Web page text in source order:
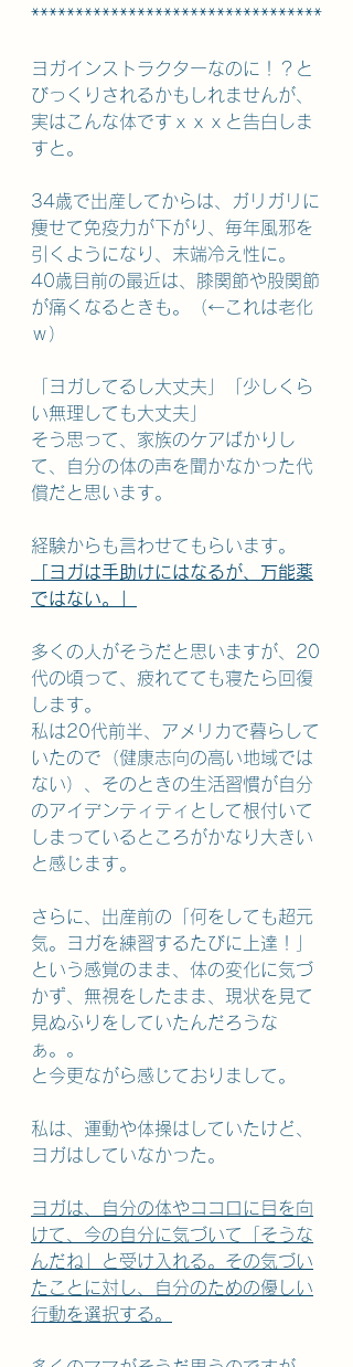
*********************************
ヨガインストラクターなのに！？と
びっくりされるかもしれませんが、
実はこんな体ですｘｘｘと告白しま
すと。
34歳で出産してからは、ガリガリに
痩せて免疫力が下がり、毎年風邪を
引くようになり、末端冷え性に。
40歳目前の最近は、膝関節や股関節
が痛くなるときも。（←これは老化
ｗ）
「ヨガしてるし大丈夫」「少しくら
い無理しても大丈夫」
そう思って、家族のケアばかりし
て、自分の体の声を聞かなかった代
償だと思います。
経験からも言わせてもらいます。
「ヨガは手助けにはなるが、万能薬
ではない。」
多くの人がそうだと思いますが、20
代の頃って、疲れてても寝たら回復
します。
私は20代前半、アメリカで暮らして
いたので（健康志向の高い地域では
ない）、そのときの生活習慣が自分
のアイデンティティとして根付いて
しまっているところがかなり大きい
と感じます。
さらに、出産前の「何をしても超元
気。ヨガを練習するたびに上達！」
という感覚のまま、体の変化に気づ
かず、無視をしたまま、現状を見て
見ぬふりをしていたんだろうな
ぁ。。
と今更ながら感じておりまして。
私は、運動や体操はしていたけど、
ヨガはしていなかった。
ヨガは、自分の体やココロに目を向
けて、今の自分に気づいて「そうな
んだね」と受け入れる。その気づい
たことに対し、自分のための優しい
行動を選択する。